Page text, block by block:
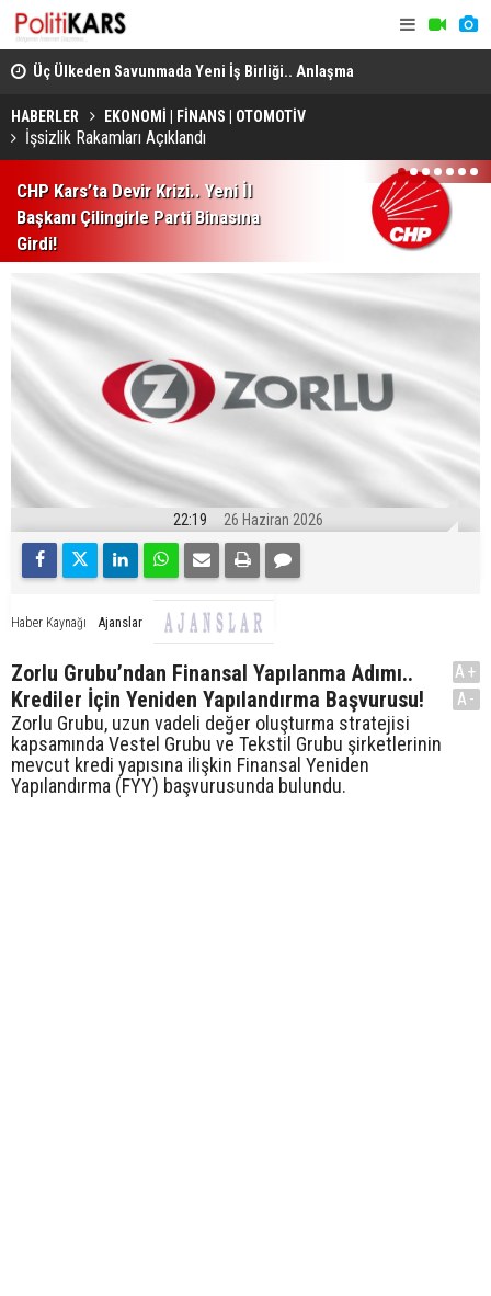
Üç Ülkeden Savunmada Yeni İş Birliği.. Anlaşma
Mekke'de Düzenlenen Zirvede İmzalandı!
HABERLER EKONOMİ | FİNANS | OTOMOTİV
İşsizlik Rakamları Açıklandı
CHP Kars’ta Devir Krizi.. Yeni İl
Başkanı Çilingirle Parti Binasına
Girdi!
1 2 3 4 5 6 7
22:19 26 Haziran 2026
Haber Kaynağı Ajanslar
Zorlu Grubu’ndan Finansal Yapılanma Adımı..
Krediler İçin Yeniden Yapılandırma Başvurusu!
Zorlu Grubu, uzun vadeli değer oluşturma stratejisi
kapsamında Vestel Grubu ve Tekstil Grubu şirketlerinin
mevcut kredi yapısına ilişkin Finansal Yeniden
Yapılandırma (FYY) başvurusunda bulundu.
A+
A-